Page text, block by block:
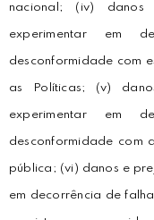
nacional; (iv)
experimentar em
desconformidade com
as Políticas; (v)
experimentar em
desconformidade com
pública; (vi) danos e
em decorrência de